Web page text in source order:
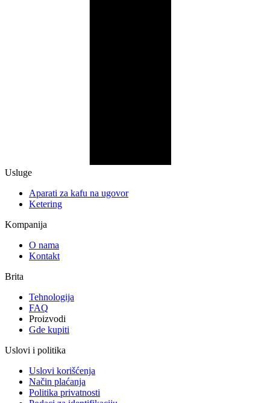
Usluge
Aparati za kafu na ugovor
Ketering
Kompanija
O nama
Kontakt
Brita
Tehnologija
FAQ
Proizvodi
Gde kupiti
Uslovi i politika
Uslovi korišćenja
Način plaćanja
Politika privatnosti